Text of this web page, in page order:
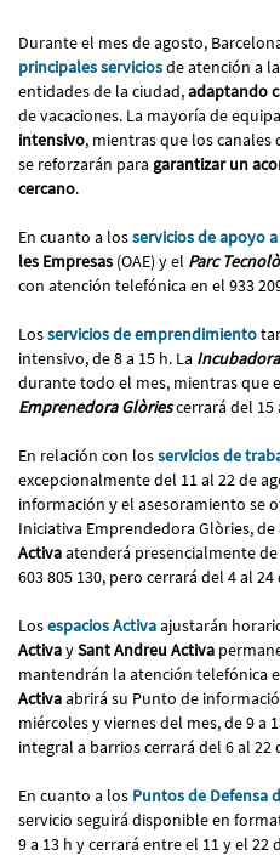
Durante el mes de agosto,
principales serviciosde atención a
entidades de la ciudad,adaptando
de vacaciones. La mayoría de
intensivo, mientras que los
se reforzarán para garantizar un
cercano.
En cuanto a losservicios de apoyo
les Empresas (OAE) y el Parc
con atención telefónica en el 933
Losservicios de emprendimiento
intensivo, de 8 a 15 h. La
durante todo el mes, mientras que
Emprenedora Glòriescerrará del 15
En relación con losservicios de
excepcionalmente del 11 al 22 de
información y el asesoramiento se
Iniciativa Emprendedora Glòries, de
Activaatenderá presencialmente
603 805 130, pero cerrará del 4 al
Losespacios Activaajustarán
ActivaySant Andreu Activa
mantendrán la atención telefónica
Activaabrirá su Punto de
miércoles y viernes del mes, de 9 a
integral a barrios cerrará del 6 al 22
En cuanto a los Puntos de Defensa
servicio seguirá disponible en
9 a 13 h y cerrará entre el 11 y el 22